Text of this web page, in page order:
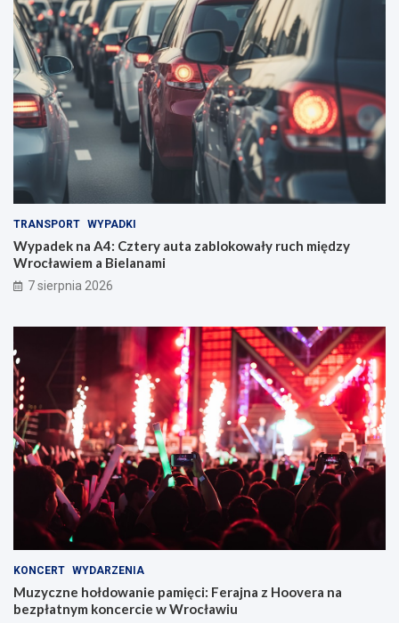
TRANSPORT WYPADKI
Wypadek na A4: Cztery auta zablokowały ruch między
Wrocławiem a Bielanami
7 sierpnia 2026
KONCERT WYDARZENIA
Muzyczne hołdowanie pamięci: Ferajna z Hoovera na
bezpłatnym koncercie w Wrocławiu